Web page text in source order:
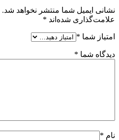
نشانی ایمیل شما منتشر نخواهد شد.
علامت‌گذاری شده‌اند *
امتیاز شما *
دیدگاه شما *
نام *